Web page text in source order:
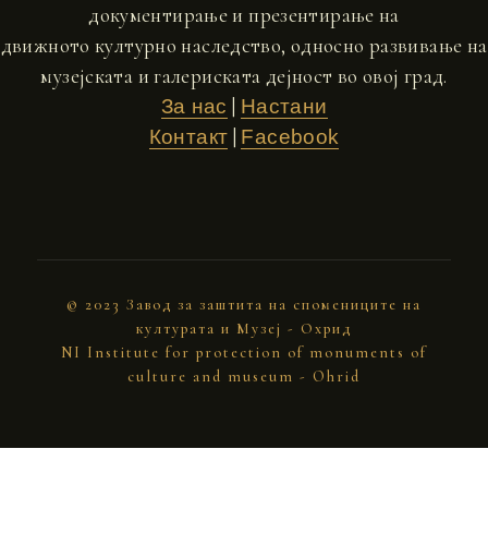
документирање и презентирање на
движното културно наследство, односно развивање на
музејската и галериската дејност во овој град.
За нас
Настани
Контакт
Facebook
© 2023 Завод за заштита на спомениците на
културата и Музеј - Охрид
NI Institute for protection of monuments of
culture and museum - Ohrid